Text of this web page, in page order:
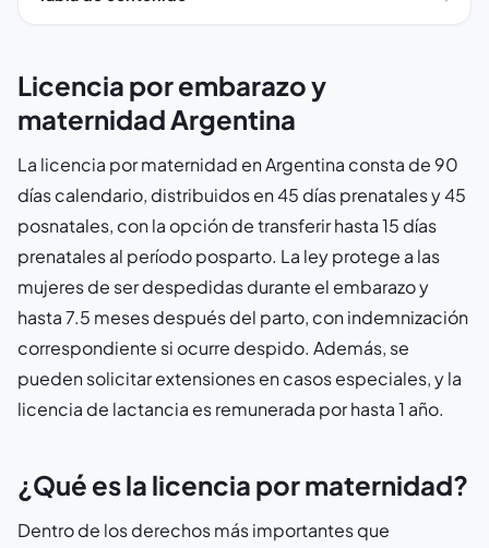
Licencia por embarazo y
maternidad Argentina
La licencia por maternidad en Argentina consta de 90
días calendario, distribuidos en 45 días prenatales y 45
posnatales, con la opción de transferir hasta 15 días
prenatales al período posparto. La ley protege a las
mujeres de ser despedidas durante el embarazo y
hasta 7.5 meses después del parto, con indemnización
correspondiente si ocurre despido. Además, se
pueden solicitar extensiones en casos especiales, y la
licencia de lactancia es remunerada por hasta 1 año.
¿Qué es la licencia por maternidad?
Dentro de los derechos más importantes que